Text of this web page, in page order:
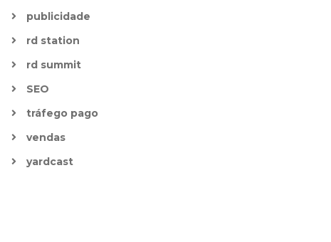
publicidade
rd station
rd summit
SEO
tráfego pago
vendas
yardcast